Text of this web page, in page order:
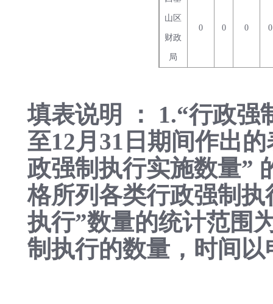
山区
财政
局
0 0 0 0
填表说明 ： 1.“行政强
至12月31日期间作出
政强制执行实施数量”
格所列各类行政强制
执行”数量的统计范围
制执行的数量，时间